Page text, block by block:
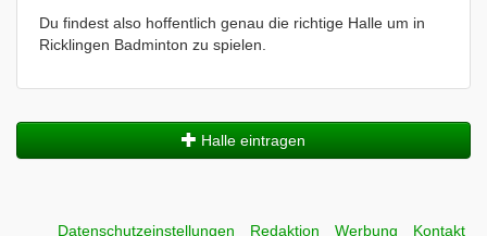
Du findest also hoffentlich genau die richtige Halle um in
Ricklingen Badminton zu spielen.
Halle eintragen
Datenschutzeinstellungen Redaktion Werbung Kontakt